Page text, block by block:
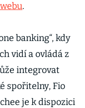
.
banking“, kdy
vidí a ovládá z
integrovat
spořitelny, Fio
je k dispozici